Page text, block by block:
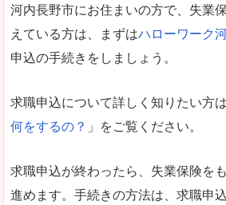
河内長野市にお住まいの方で、失業
えている方は、まずはハローワーク
申込の手続きをしましょう。
求職申込について詳しく知りたい方は
何をするの？ 」をご覧ください。
求職申込が終わったら、失業保険を
進めます。手続きの方法は、求職申